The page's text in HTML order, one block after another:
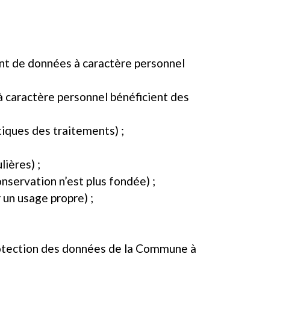
de données à caractère personnel
personnel bénéficient des
des traitements) ;
;
n’est plus fondée) ;
usage propre) ;
des données de la Commune à